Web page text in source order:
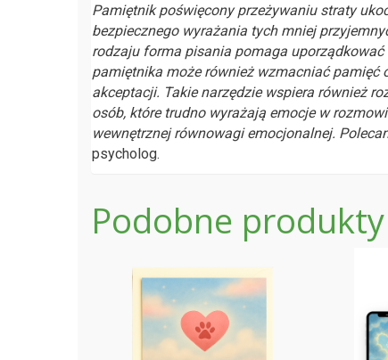
Pamiętnik poświęcony przeżywaniu straty
bezpiecznego wyrażania tych mniej
rodzaju forma pisania pomaga uporządkować
pamiętnika może również wzmacniać
akceptacji. Takie narzędzie wspiera również
osób, które trudno wyrażają emocje w
wewnętrznej równowagi emocjonalnej.
psycholog.
Podobne produkty